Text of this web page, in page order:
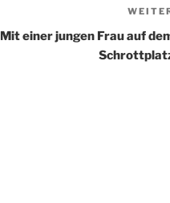
Mit einer jungen Frau auf